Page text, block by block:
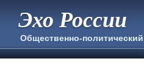
Эхо России
Общественно-